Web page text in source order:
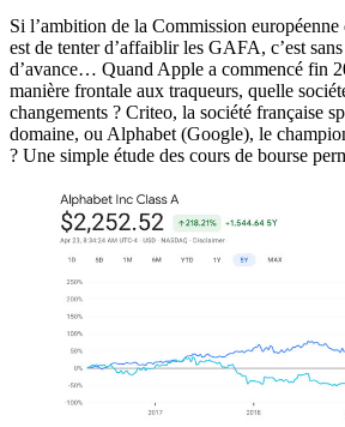
Si l’ambition de la Commission européenne
est de tenter d’affaiblir les GAFA, c’est
d’avance… Quand Apple a commencé fin
manière frontale aux traqueurs, quelle
changements ? Criteo, la société française
domaine, ou Alphabet (Google), le
? Une simple étude des cours de bourse